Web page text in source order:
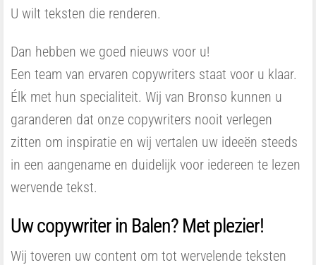
U wilt teksten die renderen.
Dan hebben we goed nieuws voor u!
Een team van ervaren copywriters staat voor u klaar.
Élk met hun specialiteit. Wij van Bronso kunnen u
garanderen dat onze copywriters nooit verlegen
zitten om inspiratie en wij vertalen uw ideeën steeds
in een aangename en duidelijk voor iedereen te lezen
wervende tekst.
Uw copywriter in Balen? Met plezier!
Wij toveren uw content om tot wervelende teksten